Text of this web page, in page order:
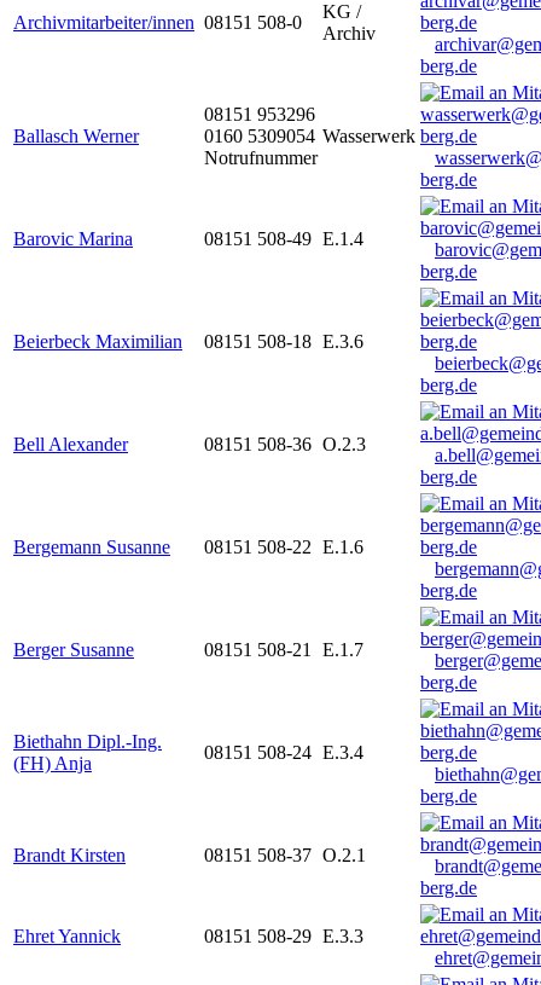
Archivmitarbeiter/innen 08151 508-0
KG /
Archiv
berg.de
Ballasch Werner
08151 953296
0160 5309054
Notrufnummer
Wasserwerk
berg.de
Barovic Marina 08151 508-49 E.1.4
berg.de
Beierbeck Maximilian 08151 508-18 E.3.6
berg.de
Bell Alexander 08151 508-36 O.2.3
berg.de
Bergemann Susanne 08151 508-22 E.1.6
berg.de
Berger Susanne 08151 508-21 E.1.7
berg.de
Biethahn Dipl.-Ing.
(FH) Anja
08151 508-24 E.3.4
berg.de
Brandt Kirsten 08151 508-37 O.2.1
berg.de
Ehret Yannick 08151 508-29 E.3.3